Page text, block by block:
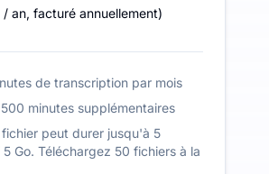
/ an, facturé annuellement)
de transcription par mois
minutes supplémentaires
fichier peut durer jusqu'à 5
5 Go. Téléchargez 50 fichiers à la